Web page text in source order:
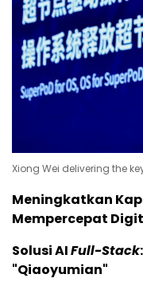
Xiong Wei delivering the
Meningkatkan
Mempercepat
Solusi AIFull-Stack
"Qiaoyumian"